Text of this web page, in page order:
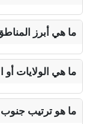
ما هي أبرز
ما هي الولايات أو
ما هو ترتيب جنوب